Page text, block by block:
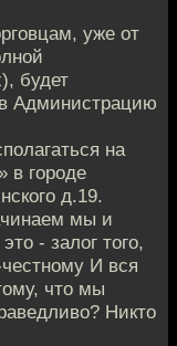
уже от
будет
Администрацию
на
в городе
д.19.
мы и
- залог того,
И вся
что мы
Никто